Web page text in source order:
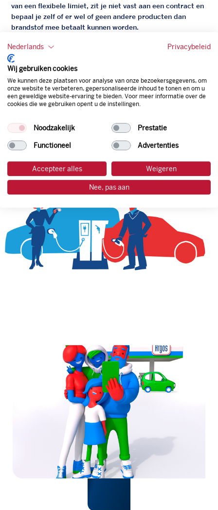
van een flexibele limiet, zit je niet vast aan een contract en
bepaal je zelf of er wel of geen andere producten dan
brandstof mee betaalt kunnen worden.
korting. Mocht de pompprijs toch lager zijn dan betaal je
natuurlijk de prijs aan de pomp. Zo ben je altijd verzekerd
van de laagste prijs.
tankpas aanvragen
laadpas aanvragen
Nederlands Privacybeleid
Wij gebruiken cookies
We kunnen deze plaatsen voor analyse van onze bezoekersgegevens, om
onze website te verbeteren, gepersonaliseerde inhoud te tonen en om u
een geweldige website-ervaring te bieden. Voor meer informatie over de
cookies die we gebruiken opent u de instellingen.
Noodzakelijk Prestatie
Functioneel Advertenties
Accepteer alles Weigeren
Nee, pas aan